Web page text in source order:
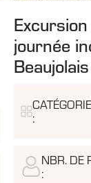
journée
:
NBR. DE
: